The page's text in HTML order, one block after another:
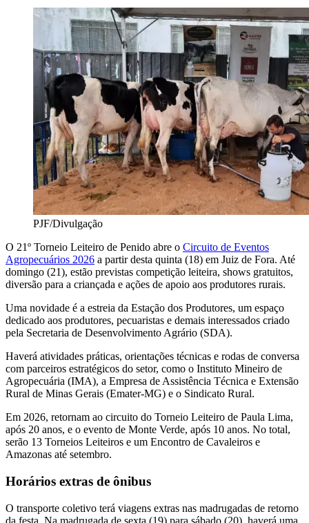
PJF/Divulgação
O 21º Torneio Leiteiro de Penido abre o Circuito de Eventos
Agropecuários 2026 a partir desta quinta (18) em Juiz de Fora. Até
domingo (21), estão previstas competição leiteira, shows gratuitos,
diversão para a criançada e ações de apoio aos produtores rurais.
Uma novidade é a estreia da Estação dos Produtores, um espaço
dedicado aos produtores, pecuaristas e demais interessados criado
pela Secretaria de Desenvolvimento Agrário (SDA).
Haverá atividades práticas, orientações técnicas e rodas de conversa
com parceiros estratégicos do setor, como o Instituto Mineiro de
Agropecuária (IMA), a Empresa de Assistência Técnica e Extensão
Rural de Minas Gerais (Emater-MG) e o Sindicato Rural.
Em 2026, retornam ao circuito do Torneio Leiteiro de Paula Lima,
após 20 anos, e o evento de Monte Verde, após 10 anos. No total,
serão 13 Torneios Leiteiros e um Encontro de Cavaleiros e
Amazonas até setembro.
Horários extras de ônibus
O transporte coletivo terá viagens extras nas madrugadas de retorno
da festa. Na madrugada de sexta (19) para sábado (20), haverá uma